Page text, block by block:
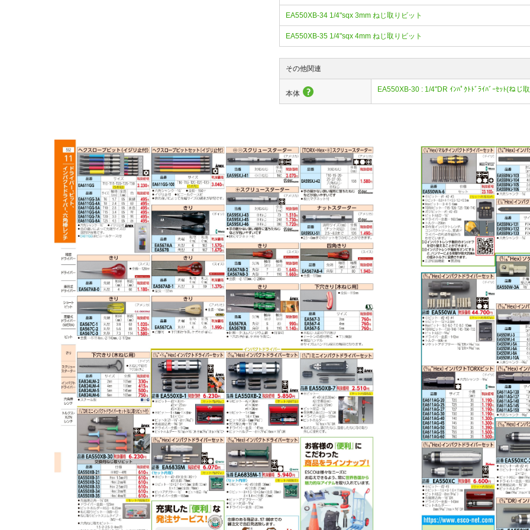
EA550XB-34 1/4"sqx 3mm ねじ取りビット
EA550XB-35 1/4"sqx 4mm ねじ取りビット
その他関連
本体 EA550XB-30 : 1/4"DR ｲﾝﾊﾟｸﾄﾄﾞﾗｲﾊﾞｰｾｯﾄ(ねじ